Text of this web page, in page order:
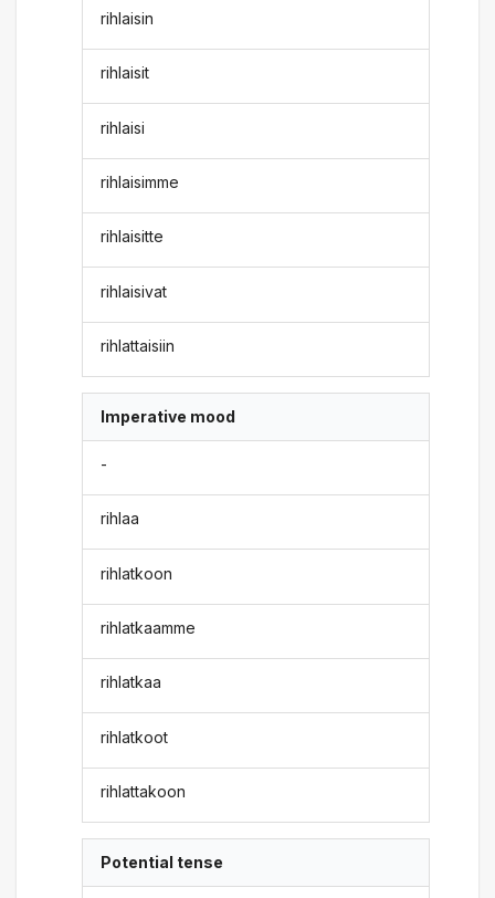
rihlaisin
rihlaisit
rihlaisi
rihlaisimme
rihlaisitte
rihlaisivat
rihlattaisiin
Imperative mood
-
rihlaa
rihlatkoon
rihlatkaamme
rihlatkaa
rihlatkoot
rihlattakoon
Potential tense